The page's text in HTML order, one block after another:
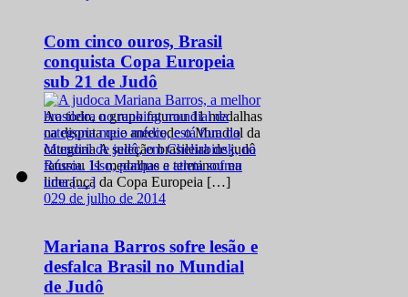
Com cinco ouros, Brasil
conquista Copa Europeia
sub 21 de Judô
Ao todo, o grupo faturou 11 medalhas
na disputa que antecede o Mundial da
categoria A seleção brasileira de judô
faturou 11 medalhas e terminou na
liderança da Copa Europeia […]
029 de julho de 2014
Mariana Barros sofre lesão e
desfalca Brasil no Mundial
de Judô